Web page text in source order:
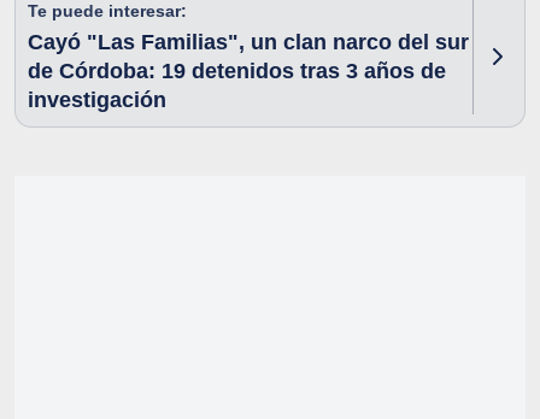
Te puede interesar:
Cayó "Las Familias", un clan narco del sur
de Córdoba: 19 detenidos tras 3 años de
investigación